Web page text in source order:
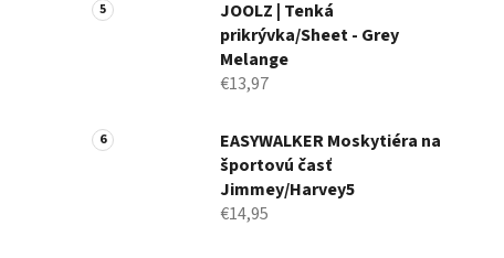
JOOLZ | Tenká
prikrývka/Sheet - Grey
Melange
€13,97
EASYWALKER Moskytiéra na
športovú časť
Jimmey/Harvey5
€14,95